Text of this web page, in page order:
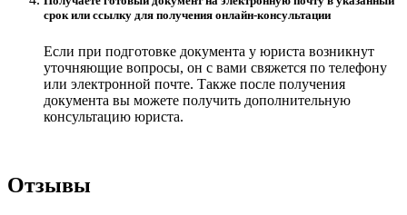
срок или ссылку для получения онлайн-консультации
Если при подготовке документа у юриста возникнут
уточняющие вопросы, он с вами свяжется по телефону
или электронной почте. Также после получения
документа вы можете получить дополнительную
консультацию юриста.
Отзывы